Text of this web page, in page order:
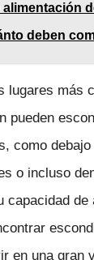
alimentación
deben
lugares más
pueden
como
o incluso
capacidad
en una gran